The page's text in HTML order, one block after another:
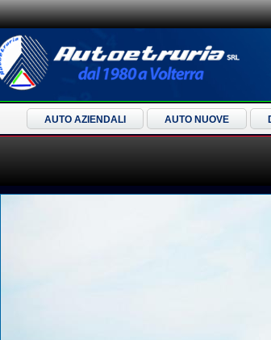
AUTO AZIENDALI AUTO NUOVE